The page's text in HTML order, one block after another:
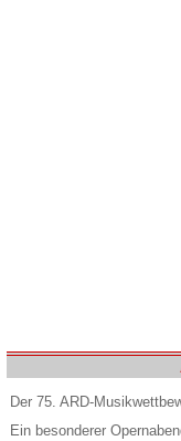
Der 75. ARD-
Ein besonderer